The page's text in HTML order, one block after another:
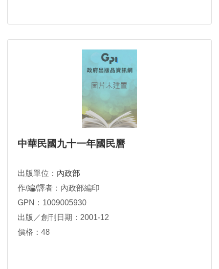
中華民國九十一年國民曆
出版單位： 內政部
作/編/譯者：內政部編印
GPN：1009005930
出版／創刊日期：2001-12
價格：48